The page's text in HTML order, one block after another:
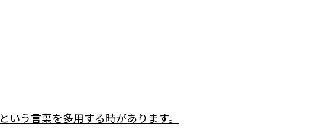
という言葉を多用する時があります。